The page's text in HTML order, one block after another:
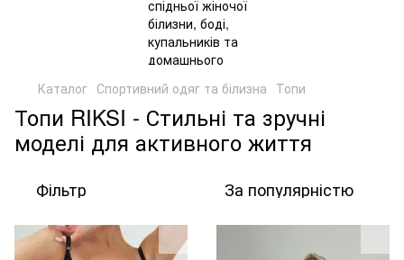
Каталог Спортивний одяг та білизна Топи
Топи RIKSI - Стильні та зручні
моделі для активного життя
Фільтр За популярністю